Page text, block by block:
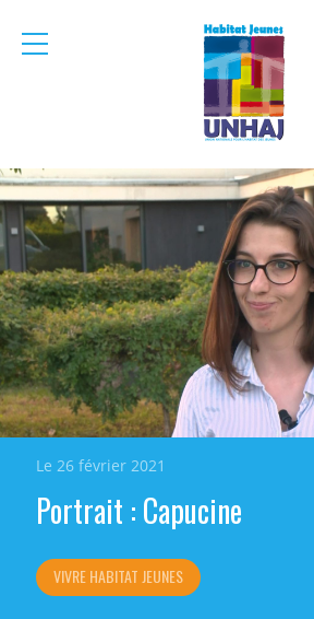
menu
Le 26 février 2021
Portrait : Capucine
VIVRE HABITAT JEUNES